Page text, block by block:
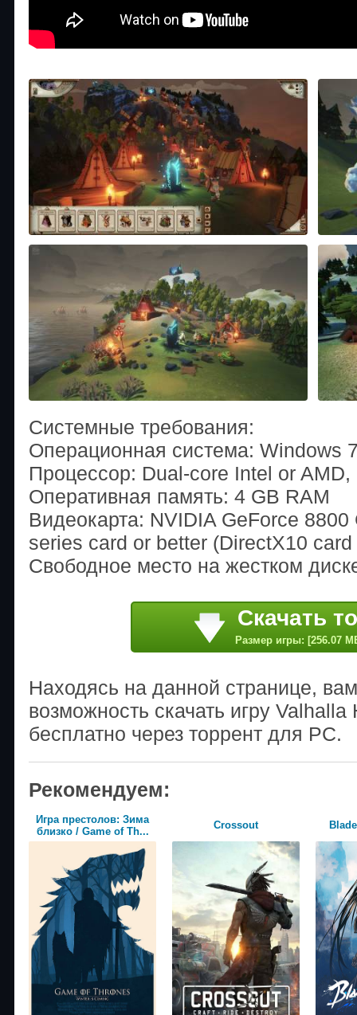
Системные требования:
Операционная система: Windows
Процессор: Dual-core Intel or
Оперативная память: 4 GB RAM
Видеокарта: NVIDIA GeForce
series card or better (DirectX10
Свободное место на жестком
Скачать
Размер игры: [256.07
Находясь на данной странице,
возможность скачать игру
бесплатно через торрент для PC.
Рекомендуем:
Игра престолов: Зима
близко / Game of Th...
Crossout